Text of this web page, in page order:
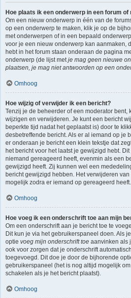
Hoe plaats ik een onderwerp in een forum
Om een nieuw onderwerp in één van de
op een onderwerp te maken, klik je op de
met onderwerpen of in een bepaald
voor je een nieuw onderwerp kan aanmaken,
hebt in het forum staan onderaan de pagina
onderwerp (de lijst metje mag geen nieuwe
plaatsen, je mag niet antwoorden op een
Omhoog
Hoe wijzig of verwijder ik een bericht?
Tenzij je de beheerder of een moderator
wijzigen en verwijderen. Je kunt een bericht
beperkte tijd nadat het geplaatst is) door te
desbetreffende bericht. Als er al iemand op je
er onderaan je bericht een klein tekstje dat
het bericht voor het laatst je gewijzigd hebt.
niemand gereageerd heeft, evenmin als een
gewijzigd heeft. Zij kunnen wel een
bericht gewijzigd hebben. Het verwijderen
mogelijk zodra er iemand op gereageerd heeft.
Omhoog
Hoe voeg ik een onderschrift toe aan mijn
Om een onderschrift aan je bericht toe te
Dit kun je via het gebruikerspaneel doen. Als
optie voeg mijn onderschrift toe aanvinken als
ook voor zorgen dat je onderschrift
toegevoegd. Dit doe je door de bijhorende
gebruikerspaneel (het is nog altijd mogelijk
schakelen als je het bericht plaatst).
Omhoog